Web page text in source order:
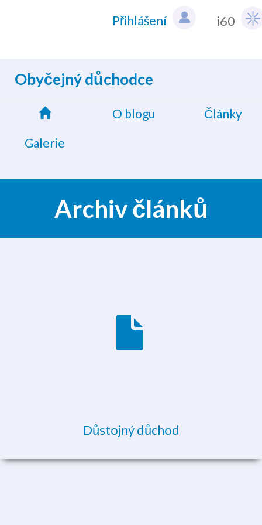
i60
Přihlášení
Obyčejný důchodce
O blogu
Články
Galerie
Archiv článků
Důstojný důchod